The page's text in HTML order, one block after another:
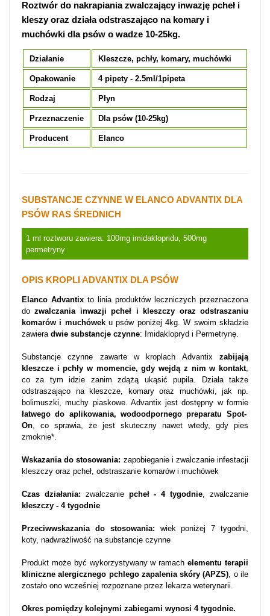
Roztwór do nakrapiania zwalczający inwazję pcheł i
kleszy oraz działa odstraszająco na komary i
muchówki dla psów o wadze 10-25kg.
Działanie Kleszcze, pchły, komary, muchówki
Opakowanie 4 pipety - 2.5ml/1pipeta
Rodzaj Płyn
Przeznaczenie Dla psów (10-25kg)
Producent Elanco
SUBSTANCJE CZYNNE W ELANCO ADVANTIX DLA
PSÓW RAS ŚREDNICH
1 ml roztworu zawiera: 100mg imidaklopridu, 500mg
permetryny
OPIS KROPLI ADVANTIX DLA PSÓW
Elanco Advantix to linia produktów leczniczych przeznaczona
dozwalczania inwazji pcheł i kleszczy oraz odstraszaniu
komarów i muchóweku psów poniżej 4kg. W swoim składzie
zawiera dwie substancje czynne: Imidaklopryd i Permetrynę.
Substancje czynne zawarte w kroplach Advantix zabijają
kleszcze i pchły w momencie, gdy wejdą z nim w kontakt,
co za tym idzie zanim zdążą ukąsić pupila. Działa także
odstraszająco na kleszcze, komary oraz muchówki, jak np.
bolimuszki, muchy piaskowe. Advantix jest dostępny w formie
łatwego do aplikowania, wodoodpornego preparatu Spot-
On, co sprawia, że jest skuteczny nawet wtedy, gdy pies
zmoknie*.
Wskazania do stosowania: zapobieganie i zwalczanie infestacji
kleszczy oraz pcheł, odstraszanie komarów i muchówek
Czas działania: zwalczanie pcheł - 4 tygodnie, zwalczanie
kleszczy - 4 tygodnie
Przeciwwskazania do stosowania: wiek poniżej 7 tygodni,
koty, nadwrażliwość na substancje czynne
Produkt może być wykorzystywany w ramachelementu terapii
kliniczne alergicznego pchlego zapalenia skóry (APZS), o ile
zostało ono wcześniej rozpoznane przez lekarza weterynarii.
Okres pomiędzy kolejnymi zabiegami wynosi 4 tygodnie.